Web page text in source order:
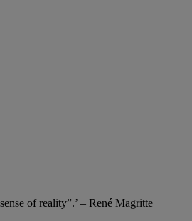
of reality”.’ – René Magritte